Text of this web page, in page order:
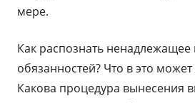
мере.
Как распознать
обязанностей? Что в это
Какова процедура вынесения